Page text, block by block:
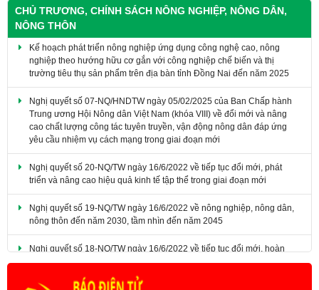
CHỦ TRƯƠNG, CHÍNH SÁCH NÔNG NGHIỆP, NÔNG DÂN,
NÔNG THÔN
Kế hoạch phát triển nông nghiệp ứng dụng công nghệ cao, nông
nghiệp theo hướng hữu cơ gắn với công nghiệp chế biến và thị
trường tiêu thụ sản phẩm trên địa bàn tỉnh Đồng Nai đến năm 2025
Trung ương Hội Nông dân Việt Nam (khóa VIII) về đổi mới và nâng
cao chất lượng công tác tuyên truyền, vận động nông dân đáp ứng
yêu cầu nhiệm vụ cách mạng trong giai đoạn mới
triển và nâng cao hiệu quả kinh tế tập thể trong giai đoạn mới
nông thôn đến năm 2030, tầm nhìn đến năm 2045
thiện thể chế, chính sách, nâng cao hiệu lực, hiệu quả quản lý và sử
dụng đất, tạo động lực đưa nước ta trở thành nước phát triển có thu